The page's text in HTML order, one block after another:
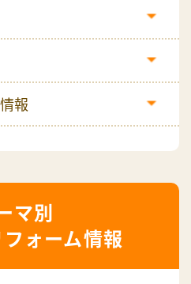
報
ォーム情報